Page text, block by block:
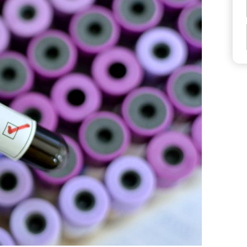
passe-
la
GLP-1
les os
: ce qui
en
La sieste empêche-t-elle
de dormir la nuit ?
VIH : la fin du comprimé
tous les jours se profile-t-
elle enfin ?
Pourquoi votre ventre
gâche-t-il les premiers
jours de vos vacances ?